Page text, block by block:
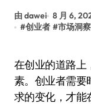
由 dawei 8 月 6,
#创业者 #市场洞察
在创业的道路上，市场洞察力是决定成败的关键因
素。创业者需要
求的变化，才能